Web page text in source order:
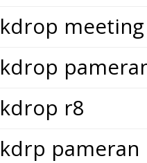
meeting
r8
pameran